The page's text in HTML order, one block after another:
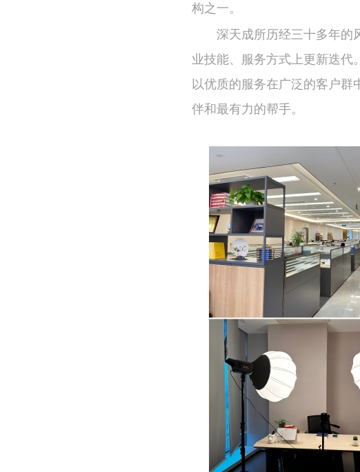
构之一。
深天成所历经三十多年的
业技能、服务方式上更新迭代
以优质的服务在广泛的客户
伴和最有力的帮手。